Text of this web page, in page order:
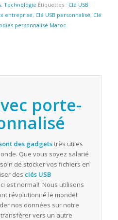
, Technologie Étiquettes : Clé USB
entreprise, Clé USB personnalisé, Clé
personnalisé Maroc
porte-
des gadgetstrès utiles
Que vous soyez salarié
de stocker vos fichiers en
des clés USB
est normal! Nous utilisons
révolutionné le monde!.
nos données sur notre
vers un autre